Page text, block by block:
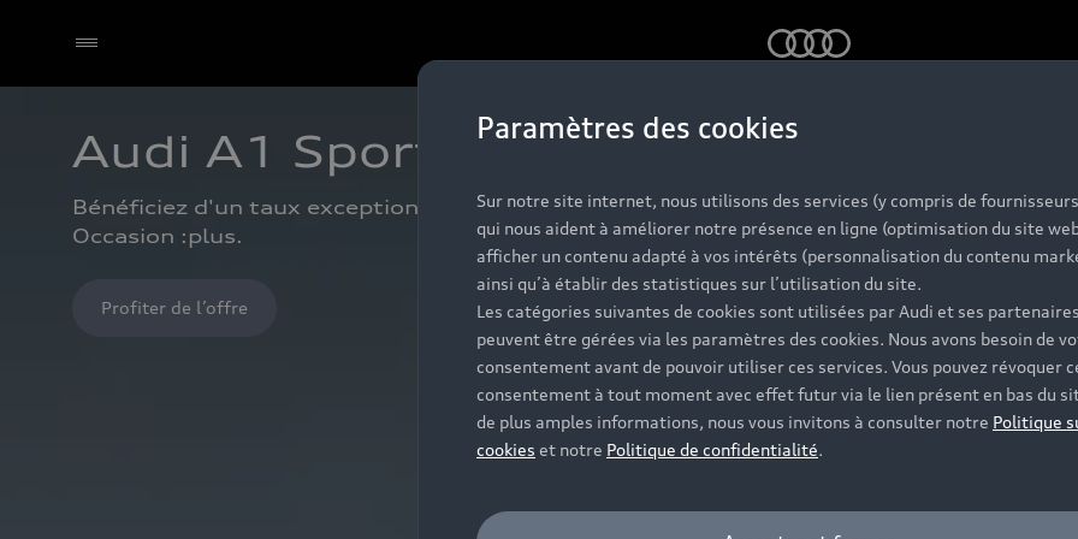
Paramètres des cookies
Sur notre site internet, nous utilisons des services (y compris de
qui nous aident à améliorer notre présence en ligne (optimisation du site
afficher un contenu adapté à vos intérêts (personnalisation du contenu
ainsi qu’à établir des statistiques sur l’utilisation du site.
Les catégories suivantes de cookies sont utilisées par Audi et ses
peuvent être gérées via les paramètres des cookies. Nous avons besoin de
consentement avant de pouvoir utiliser ces services. Vous pouvez révoquer
consentement à tout moment avec effet futur via le lien présent en bas du
de plus amples informations, nous vous invitons à consulter notre Politique
cookies et notre Politique de confidentialité.
Audi A1 Sportback
Bénéficiez d'un taux exceptionnel de 1,9%⁽¹⁾ et du premier entretien offert⁽²⁾ à l'achat
Occasion :plus.
Profiter de l’offre